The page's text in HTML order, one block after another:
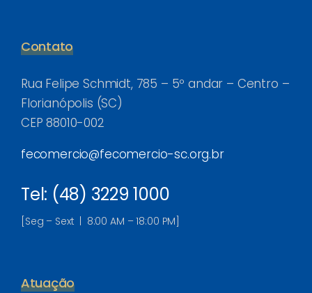
Contato
Rua Felipe Schmidt, 785 – 5º andar – Centro –
Florianópolis (SC)
CEP 88010-002
fecomercio@fecomercio-sc.org.br
Tel: (48) 3229 1000
[Seg – Sext | 8:00 AM – 18:00 PM]
Atuação